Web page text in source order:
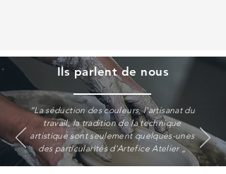
Ils parlent de nous
“La séduction des couleurs, l'artisanat du
travail, la tradition de la technique
artistique sont seulement quelques-unes
des particularités d'Artefice Atelier „